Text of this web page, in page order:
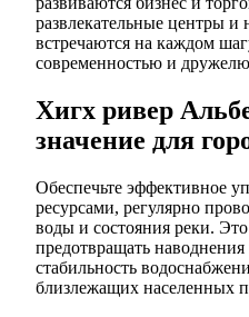
развлекательные центры и
встречаются на каждом
современностью и
Хигх ривер
значение для
Обеспечьте эффективное
ресурсами, регулярно
воды и состояния реки.
предотвращать наводнения
стабильность
близлежащих населенных